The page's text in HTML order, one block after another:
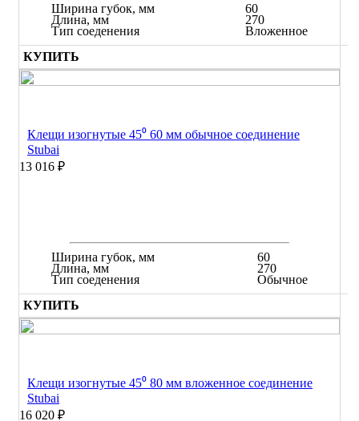
Ширина губок, мм
Длина, мм
Тип соеденения
60
270
Вложенное
КУПИТЬ
Клещи изогнутые 45⁰ 60 мм обычное соединение
Stubai
13 016 ₽
Ширина губок, мм
Длина, мм
Тип соеденения
60
270
Обычное
КУПИТЬ
Клещи изогнутые 45⁰ 80 мм вложенное соединение
Stubai
16 020 ₽